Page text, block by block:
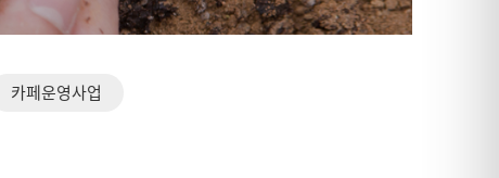
카페운영사업